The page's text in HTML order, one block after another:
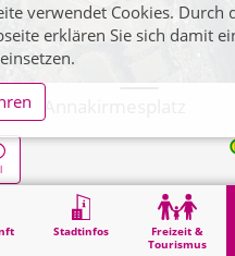
Stadtinfos
Freizeit &
Tourismus
Annakirmesplatz
Düren, P+R Annakirmesplatz
verwendet Cookies. Durch
erklären Sie sich damit